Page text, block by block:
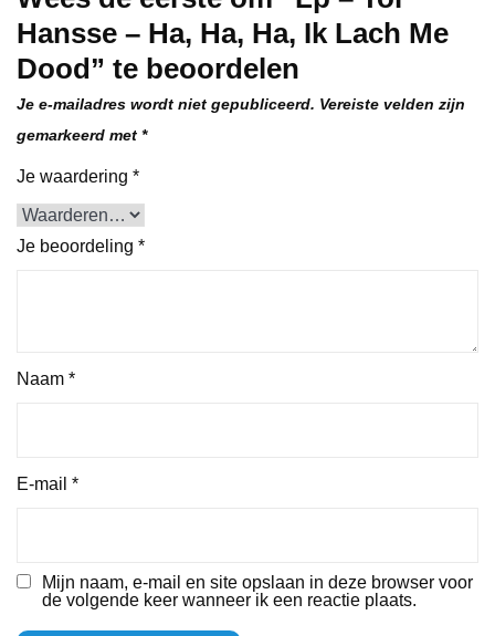
Hansse – Ha, Ha, Ha, Ik Lach Me
Dood” te beoordelen
Je e-mailadres wordt niet gepubliceerd. Vereiste velden zijn
gemarkeerd met *
Je waardering *
Je beoordeling *
Naam *
E-mail *
Mijn naam, e-mail en site opslaan in deze browser voor
de volgende keer wanneer ik een reactie plaats.